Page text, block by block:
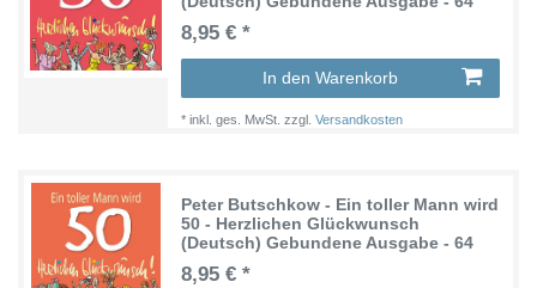
8,95 € *
In den Warenkorb
*inkl. ges. MwSt. zzgl.Versandkosten
Peter Butschkow - Ein toller Mann wird
50 - Herzlichen Glückwunsch
(Deutsch) Gebundene Ausgabe - 64
Seiten
8,95 € *